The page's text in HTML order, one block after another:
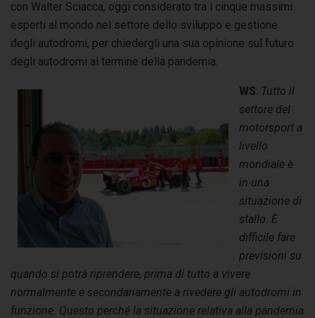
con Walter Sciacca, oggi considerato tra i cinque massimi
esperti al mondo nel settore dello sviluppo e gestione
degli autodromi, per chiedergli una sua opinione sul futuro
degli autodromi al termine della pandemia.
WS: Tutto il
settore del
motorsport a
livello
mondiale è
in una
situazione di
stallo. È
difficile fare
previsioni su
quando si potrà riprendere, prima di tutto a vivere
normalmente e secondariamente a rivedere gli autodromi in
funzione. Questo perché la situazione relativa alla pandemia